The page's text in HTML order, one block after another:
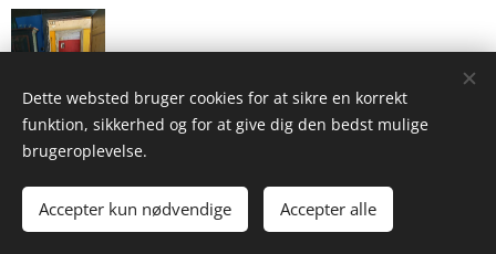
Cookies
Dette websted bruger cookies for at sikre en korrekt
funktion, sikkerhed og for at give dig den bedst mulige
brugeroplevelse.
Accepter kun nødvendige Accepter alle